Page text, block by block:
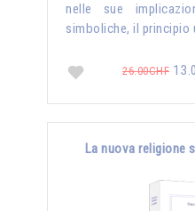
nelle sue
simboliche, il principio
26.00CHF
La nuova religione